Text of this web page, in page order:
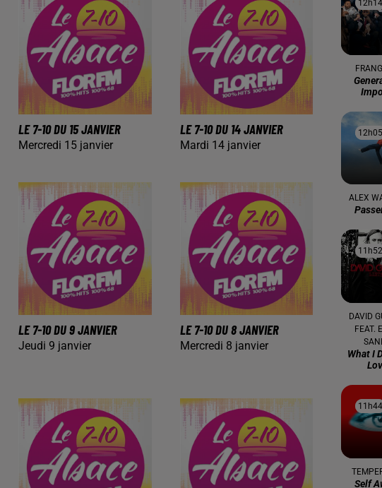
LE 7-10 DU 15 JANVIER
Mercredi 15 janvier
LE 7-10 DU 14 JANVIER
Mardi 14 janvier
LE 7-10 DU 9 JANVIER
Jeudi 9 janvier
LE 7-10 DU 8 JANVIER
Mercredi 8 janvier
12h14
12h14
12h05
12h05
ALEX
11h52
11h52
DAVID
FEAT.
What I
11h44
11h44
Self